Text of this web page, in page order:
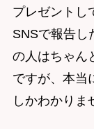
プレゼント
SNSで報告し
の人はちゃん
ですが、本当
しかわかりま